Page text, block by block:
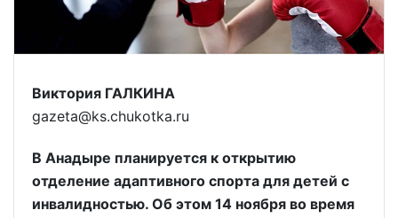
Виктория ГАЛКИНА
gazeta@ks.chukotka.ru
В Анадыре планируется к открытию
отделение адаптивного спорта для детей с
инвалидностью. Об этом 14 ноября во время